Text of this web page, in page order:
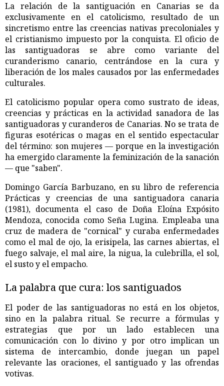
La relación de la santiguación en Canarias se da
exclusivamente en el catolicismo, resultado de un
sincretismo entre las creencias nativas precoloniales y
el cristianismo impuesto por la conquista. El oficio de
las santiguadoras se abre como variante del
curanderismo canario, centrándose en la cura y
liberación de los males causados por las enfermedades
culturales.
El catolicismo popular opera como sustrato de ideas,
creencias y prácticas en la actividad sanadora de las
santiguadoras y curanderos de Canarias. No se trata de
figuras esotéricas o magas en el sentido espectacular
del término: son mujeres — porque en la investigación
ha emergido claramente la feminización de la sanación
— que "saben".
Domingo García Barbuzano, en su libro de referencia
Prácticas y creencias de una santiguadora canaria
(1981), documenta el caso de Doña Eloína Expósito
Mendoza, conocida como Seña Lugina. Empleaba una
cruz de madera de "cornical" y curaba enfermedades
como el mal de ojo, la erisipela, las carnes abiertas, el
fuego salvaje, el mal aire, la nigua, la culebrilla, el sol,
el susto y el empacho.
La palabra que cura: los santiguados
El poder de las santiguadoras no está en los objetos,
sino en la palabra ritual. Se recurre a fórmulas y
estrategias que por un lado establecen una
comunicación con lo divino y por otro implican un
sistema de intercambio, donde juegan un papel
relevante las oraciones, el santiguado y las ofrendas
votivas.